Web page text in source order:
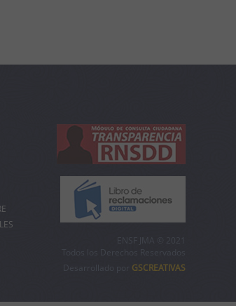
ENSF JMA © 2021
Todos los Derechos Reservados
Desarrollado por GSCREATIVAS